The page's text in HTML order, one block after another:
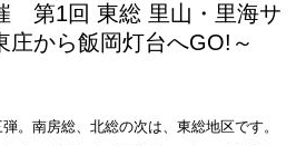
第1回 東総 里山・里海サ
庄から飯岡灯台へGO!～
。南房総、北総の次は、東総地区です。